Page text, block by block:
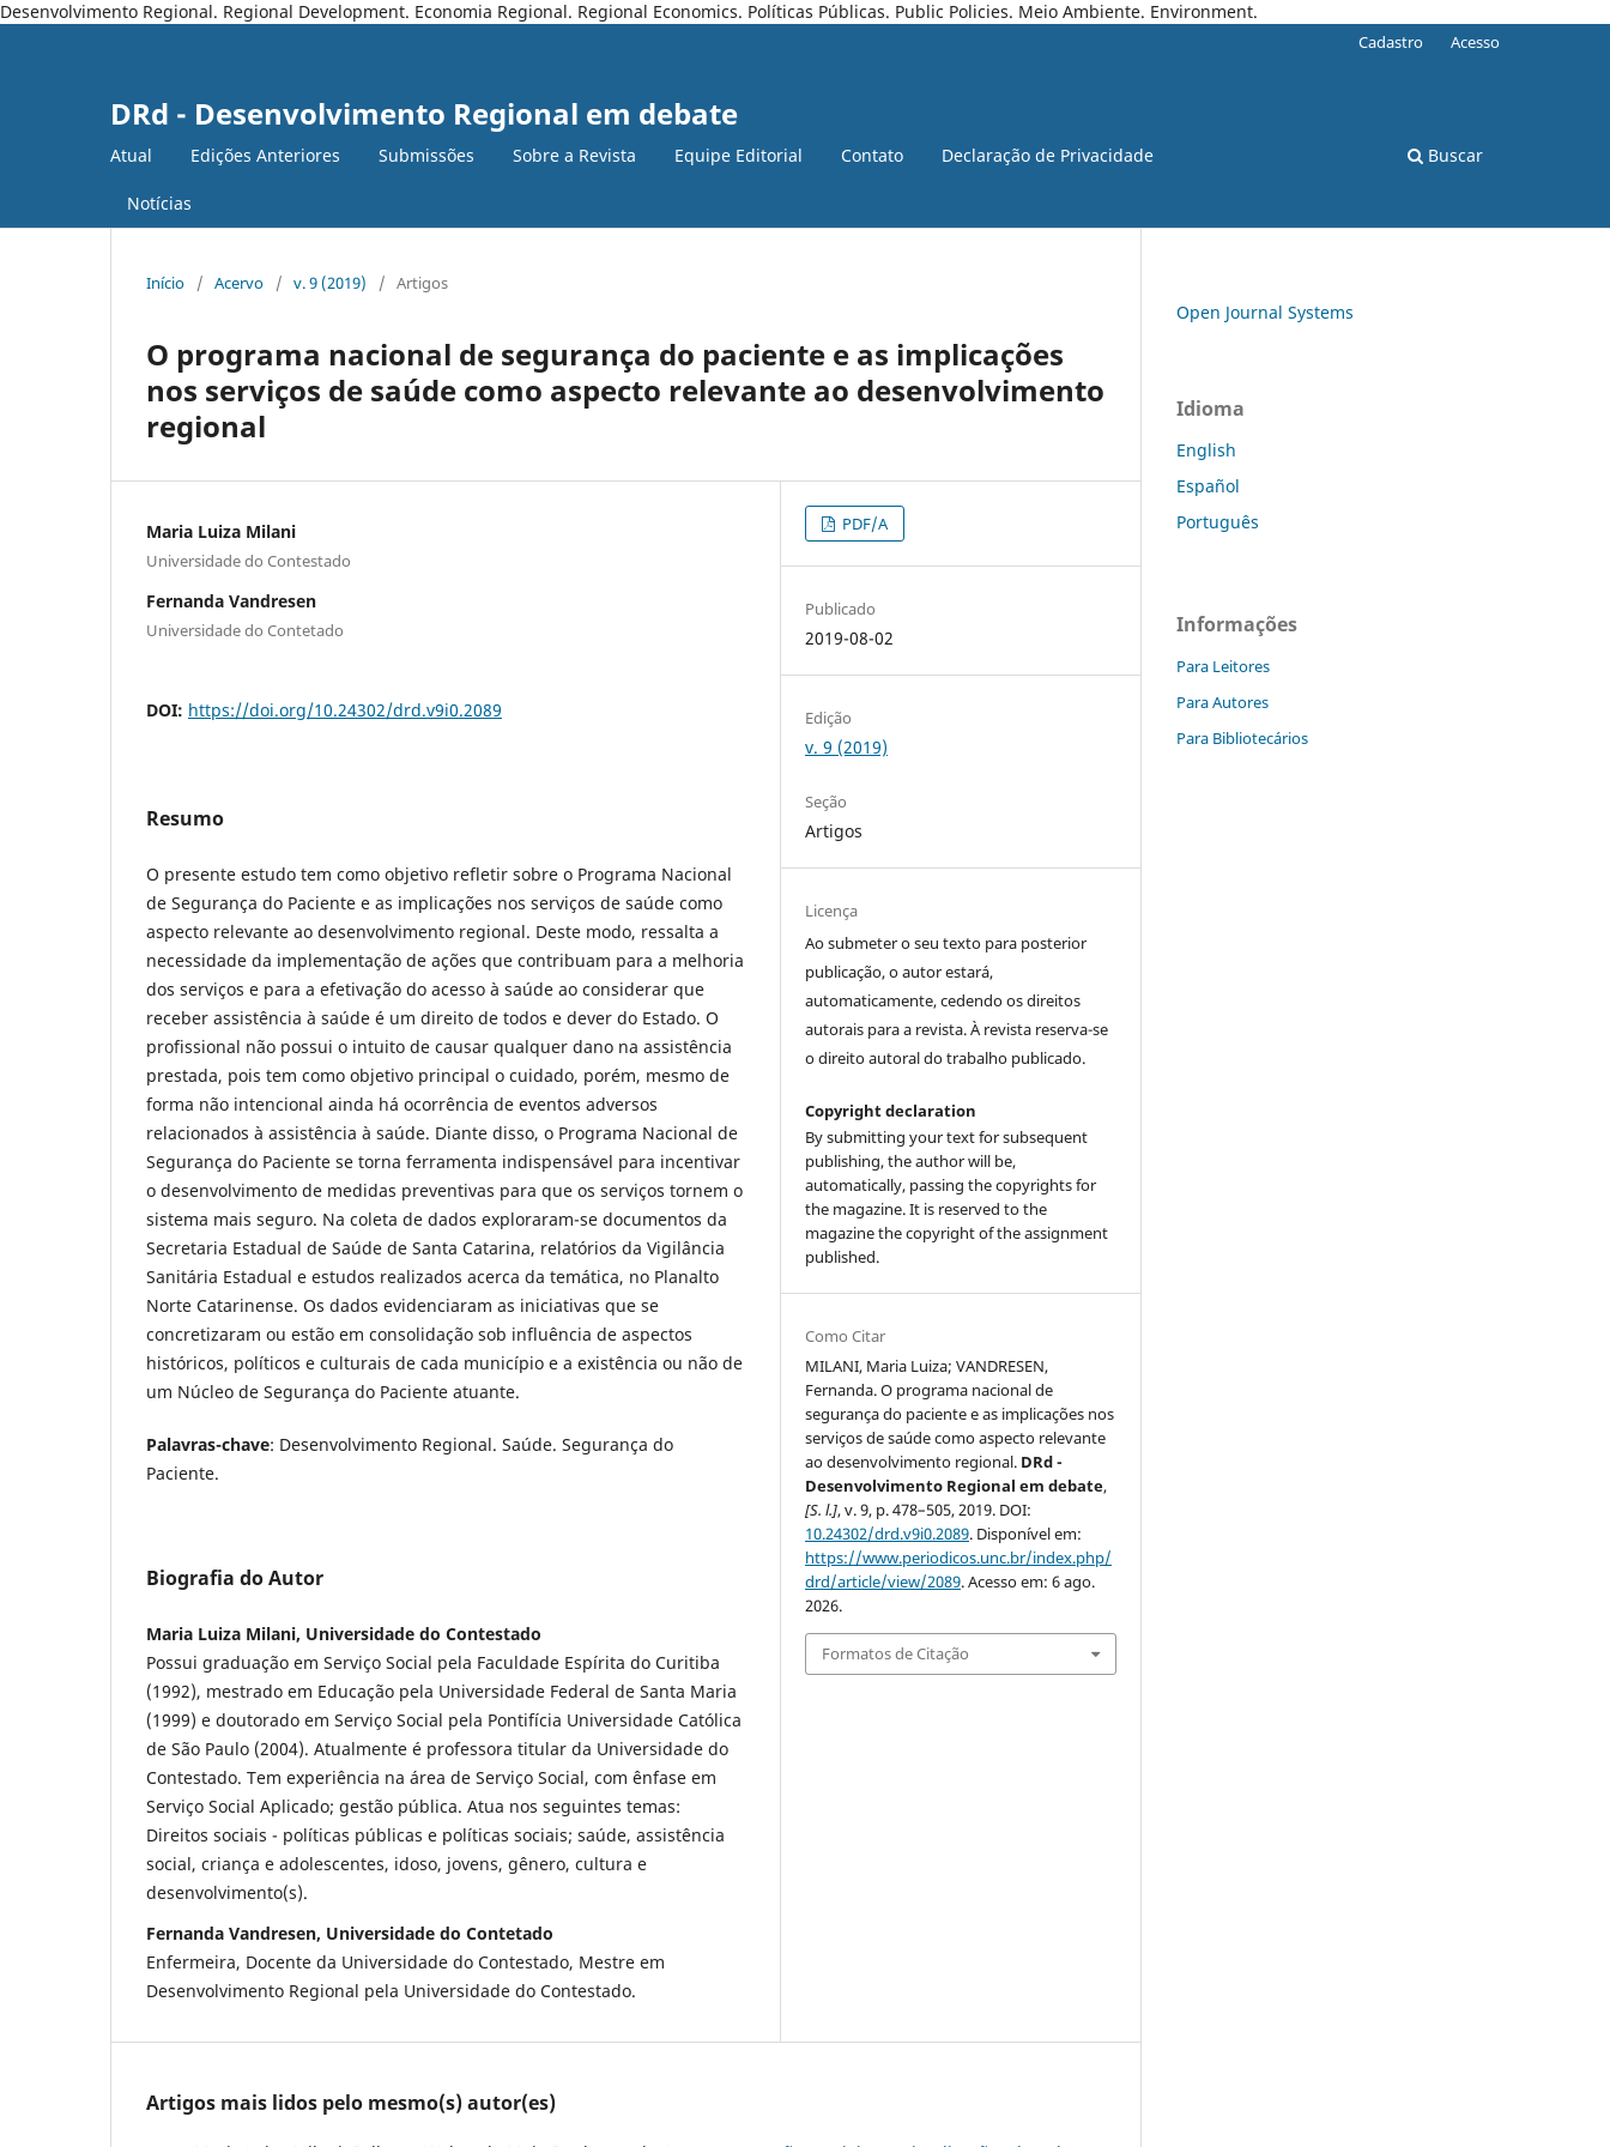
Desenvolvimento Regional. Regional Development. Economia Regional. Regional Economics. Políticas Públicas. Public Policies. Meio Ambiente. Environment.
DRd - Desenvolvimento Regional em debate
Atual Edições Anteriores Submissões Sobre a Revista Equipe Editorial Contato Declaração de Privacidade
Notícias
Buscar
Cadastro Acesso
Início / Acervo / v. 9 (2019) / Artigos
O programa nacional de segurança do paciente e as implicações
nos serviços de saúde como aspecto relevante ao desenvolvimento
regional
Maria Luiza Milani
Universidade do Contestado
Fernanda Vandresen
Universidade do Contetado
DOI: https://doi.org/10.24302/drd.v9i0.2089
Resumo
O presente estudo tem como objetivo refletir sobre o Programa Nacional
de Segurança do Paciente e as implicações nos serviços de saúde como
aspecto relevante ao desenvolvimento regional. Deste modo, ressalta a
necessidade da implementação de ações que contribuam para a melhoria
dos serviços e para a efetivação do acesso à saúde ao considerar que
receber assistência à saúde é um direito de todos e dever do Estado. O
profissional não possui o intuito de causar qualquer dano na assistência
prestada, pois tem como objetivo principal o cuidado, porém, mesmo de
forma não intencional ainda há ocorrência de eventos adversos
relacionados à assistência à saúde. Diante disso, o Programa Nacional de
Segurança do Paciente se torna ferramenta indispensável para incentivar
o desenvolvimento de medidas preventivas para que os serviços tornem o
sistema mais seguro. Na coleta de dados exploraram-se documentos da
Secretaria Estadual de Saúde de Santa Catarina, relatórios da Vigilância
Sanitária Estadual e estudos realizados acerca da temática, no Planalto
Norte Catarinense. Os dados evidenciaram as iniciativas que se
concretizaram ou estão em consolidação sob influência de aspectos
históricos, políticos e culturais de cada município e a existência ou não de
um Núcleo de Segurança do Paciente atuante.
Palavras-chave: Desenvolvimento Regional. Saúde. Segurança do
Paciente.
Biografia do Autor
Maria Luiza Milani, Universidade do Contestado
Possui graduação em Serviço Social pela Faculdade Espírita do Curitiba
(1992), mestrado em Educação pela Universidade Federal de Santa Maria
(1999) e doutorado em Serviço Social pela Pontifícia Universidade Católica
de São Paulo (2004). Atualmente é professora titular da Universidade do
Contestado. Tem experiência na área de Serviço Social, com ênfase em
Serviço Social Aplicado; gestão pública. Atua nos seguintes temas:
Direitos sociais - políticas públicas e políticas sociais; saúde, assistência
social, criança e adolescentes, idoso, jovens, gênero, cultura e
desenvolvimento(s).
Fernanda Vandresen, Universidade do Contetado
Enfermeira, Docente da Universidade do Contestado, Mestre em
Desenvolvimento Regional pela Universidade do Contestado.
PDF/A
Publicado
2019-08-02
Edição
v. 9 (2019)
Seção
Artigos
Licença
Ao submeter o seu texto para posterior
publicação, o autor estará,
automaticamente, cedendo os direitos
autorais para a revista. À revista reserva-se
o direito autoral do trabalho publicado.
Copyright declaration
By submitting your text for subsequent
publishing, the author will be,
automatically, passing the copyrights for
the magazine. It is reserved to the
magazine the copyright of the assignment
published.
Como Citar
MILANI, Maria Luiza; VANDRESEN,
Fernanda. O programa nacional de
segurança do paciente e as implicações nos
serviços de saúde como aspecto relevante
ao desenvolvimento regional. DRd -
Desenvolvimento Regional em debate,
[S. l.], v. 9, p. 478–505, 2019. DOI:
10.24302/drd.v9i0.2089. Disponível em:
https://www.periodicos.unc.br/index.php/
drd/article/view/2089. Acesso em: 6 ago.
2026.
Formatos de Citação
Artigos mais lidos pelo mesmo(s) autor(es)
Open Journal Systems
Idioma
English
Español
Português
Informações
Para Leitores
Para Autores
Para Bibliotecários